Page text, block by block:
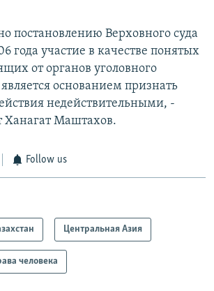
постановлению Верховного суда
года участие в качестве понятых
от органов уголовного
основанием признать
недействительными, -
Ханагат Маштахов.
Follow us
Центральная Азия
человека